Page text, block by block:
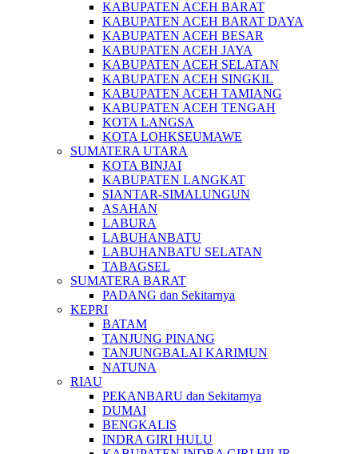
KABUPATEN ACEH BARAT
KABUPATEN ACEH BARAT DAYA
KABUPATEN ACEH BESAR
KABUPATEN ACEH JAYA
KABUPATEN ACEH SELATAN
KABUPATEN ACEH SINGKIL
KABUPATEN ACEH TAMIANG
KABUPATEN ACEH TENGAH
KOTA LANGSA
KOTA LOHKSEUMAWE
SUMATERA UTARA
KOTA BINJAI
KABUPATEN LANGKAT
SIANTAR-SIMALUNGUN
ASAHAN
LABURA
LABUHANBATU
LABUHANBATU SELATAN
TABAGSEL
SUMATERA BARAT
PADANG dan Sekitarnya
KEPRI
BATAM
TANJUNG PINANG
TANJUNGBALAI KARIMUN
NATUNA
RIAU
PEKANBARU dan Sekitarnya
DUMAI
BENGKALIS
INDRA GIRI HULU